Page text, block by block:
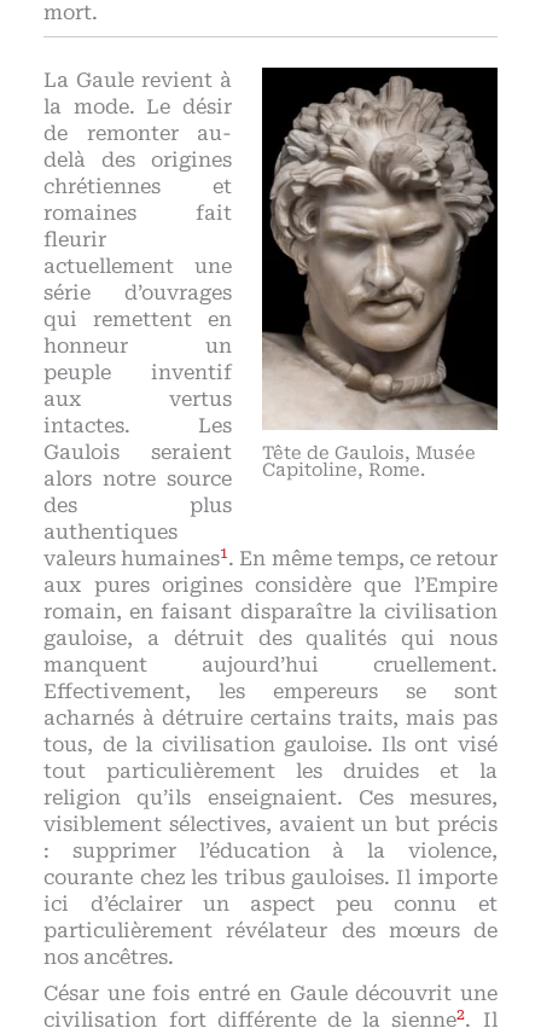
mort.
Tête de Gaulois, Musée
Capitoline, Rome.
La Gaule revient à
la mode. Le désir
de remonter au-
delà des origines
chrétiennes et
romaines fait
fleurir
actuellement une
série d’ouvrages
qui remettent en
honneur un
peuple inventif
aux vertus
intactes. Les
Gaulois seraient
alors notre source
des plus
authentiques
valeurs humaines1. En même temps, ce retour
aux pures origines considère que l’Empire
romain, en faisant disparaître la civilisation
gauloise, a détruit des qualités qui nous
manquent aujourd’hui cruellement.
Effectivement, les empereurs se sont
acharnés à détruire certains traits, mais pas
tous, de la civilisation gauloise. Ils ont visé
tout particulièrement les druides et la
religion qu’ils enseignaient. Ces mesures,
visiblement sélectives, avaient un but précis
: supprimer l’éducation à la violence,
courante chez les tribus gauloises. Il importe
ici d’éclairer un aspect peu connu et
particulièrement révélateur des mœurs de
nos ancêtres.
César une fois entré en Gaule découvrit une
civilisation fort différente de la sienne2. Il